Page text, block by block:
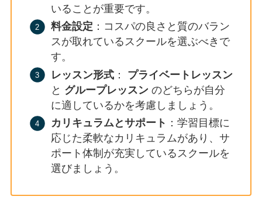
いることが重要です。
料金設定 ：コスパの良さと質のバラン
スが取れているスクールを選ぶべきで
す。
レッスン形式 ： プライベートレッスン
と グループレッスン のどちらが自分
に適しているかを考慮しましょう。
カリキュラムとサポート ：学習目標に
応じた柔軟なカリキュラムがあり、サ
ポート体制が充実しているスクールを
選びましょう。